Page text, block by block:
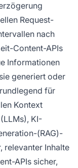
Request-
nach
Content-APIs
Informationen
generiert oder
für
Kontext
KI-
(RAG)-
relevanter Inhalte
APIs sicher,